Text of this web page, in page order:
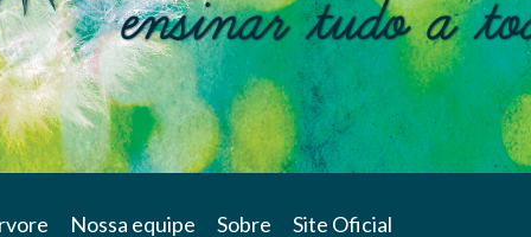
Nossa equipe Sobre Site Oficial